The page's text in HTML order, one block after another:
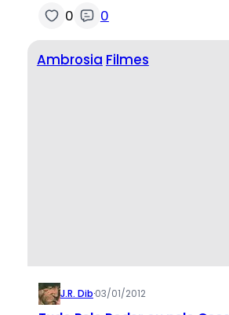
0 0
Ambrosia Filmes
J.R. Dib·03/01/2012